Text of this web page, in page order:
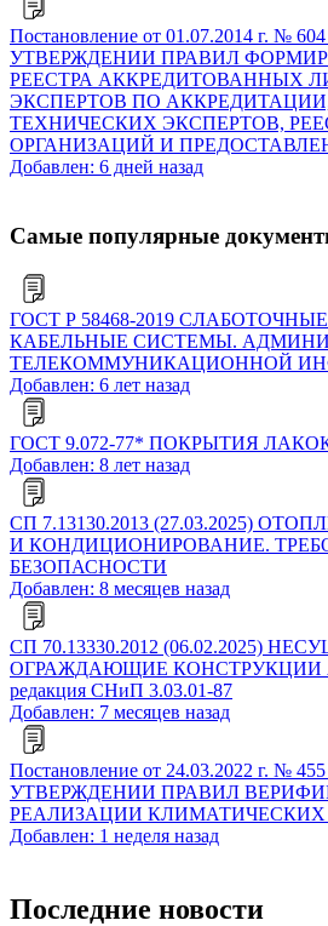
Постановление от 01.07.2014 г. №
УТВЕРЖДЕНИИ ПРАВИЛ
РЕЕСТРА АККРЕДИТОВАННЫХ
ЭКСПЕРТОВ ПО АККРЕДИТАЦИИ,
ТЕХНИЧЕСКИХ ЭКСПЕРТОВ,
ОРГАНИЗАЦИЙ И
Добавлен: 6 дней назад
Самые популярные
ГОСТ Р 58468-2019
КАБЕЛЬНЫЕ СИСТЕМЫ.
ТЕЛЕКОММУНИКАЦИОННОЙ
Добавлен: 6 лет назад
ГОСТ 9.072-77* ПОКРЫТИЯ
Добавлен: 8 лет назад
СП 7.13130.2013 (27.03.2025)
И КОНДИЦИОНИРОВАНИЕ.
БЕЗОПАСНОСТИ
Добавлен: 8 месяцев назад
СП 70.13330.2012 (06.02.2025)
ОГРАЖДАЮЩИЕ КОНСТРУКЦИИ
редакция СНиП 3.03.01-87
Добавлен: 7 месяцев назад
Постановление от 24.03.2022 г. №
УТВЕРЖДЕНИИ ПРАВИЛ
РЕАЛИЗАЦИИ КЛИМАТИЧЕСКИХ
Добавлен: 1 неделя назад
Последние новости